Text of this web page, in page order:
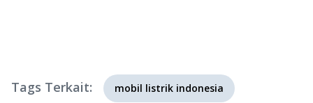
Tags Terkait: mobil listrik indonesia